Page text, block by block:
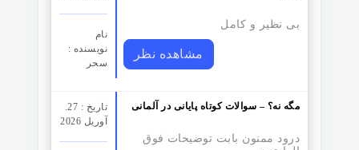
نام
نویسنده :
سحر
بی نظیر و کامل
مشاهده نظر
تاریخ : 27.
آوریل 2026
مگه نه؟ – سوالات کوتاه پایانی در آلمانی
درود ممنون بابت توضیحات فوق